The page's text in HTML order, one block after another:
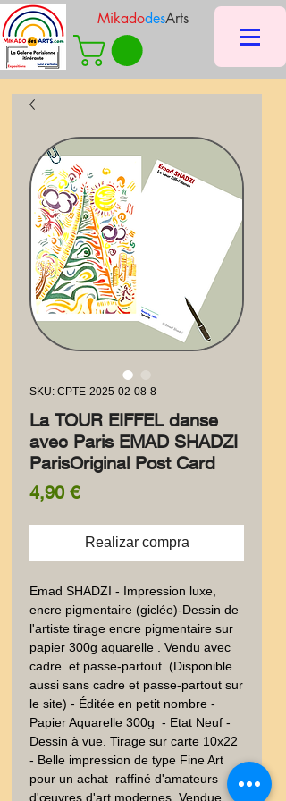
MikadodesArts
SKU: CPTE-2025-02-08-8
La TOUR EIFFEL danse
avec Paris EMAD SHADZI
ParisOriginal Post Card
4,90 €Precio
Realizar compra
Emad SHADZI - Impression luxe,
encre pigmentaire (giclée)-Dessin de
l'artiste tirage encre pigmentaire sur
papier 300g aquarelle . Vendu avec
cadre  et passe-partout. (Disponible
aussi sans cadre et passe-partout sur
le site) - Éditée en petit nombre -
Papier Aquarelle 300g  - Etat Neuf -
Dessin à vue. Tirage sur carte 10x22
- Belle impression de type Fine Art
pour un achat  raffiné d'amateurs
d'œuvres d'art modernes. Vendue